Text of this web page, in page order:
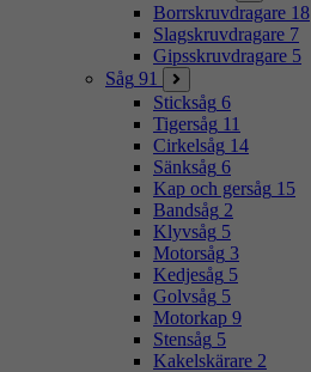
Borrskruvdragare 18
Slagskruvdragare 7
Gipsskruvdragare 5
Såg 91
Sticksåg 6
Tigersåg 11
Cirkelsåg 14
Sänksåg 6
Kap och gersåg 15
Bandsåg 2
Klyvsåg 5
Motorsåg 3
Kedjesåg 5
Golvsåg 5
Motorkap 9
Stensåg 5
Kakelskärare 2